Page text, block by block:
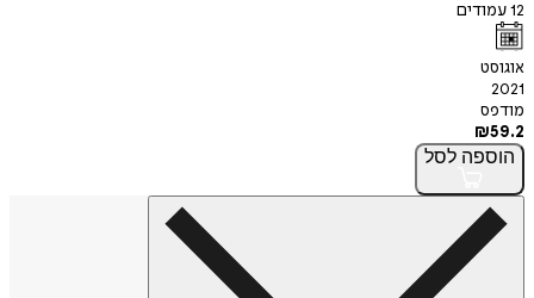
12עמודים
אוגוסט
2021
מודפס
₪59.2
הוספה לסל